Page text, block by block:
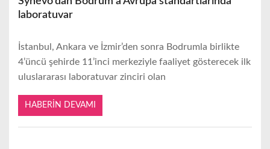
laboratuvar
İstanbul, Ankara ve İzmir’den sonra Bodrumla birlikte
4’üncü şehirde 11’inci merkeziyle faaliyet gösterecek ilk
uluslararası laboratuvar zinciri olan
HABERIN DEVAMI